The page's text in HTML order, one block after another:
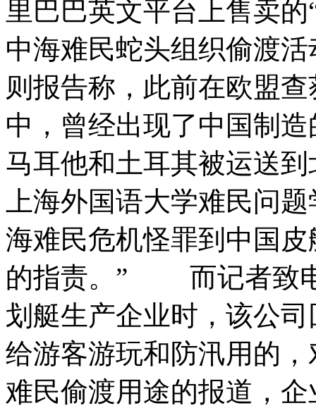
里巴巴英文平台上售卖
中海难民蛇头组织偷
则报告称，此前在欧盟
中，曾经出现了中国制造
马耳他和土耳其被运
上海外国语大学难民问
海难民危机怪罪到中国
的指责。” 而记者致电
划艇生产企业时，该公
给游客游玩和防汛用的
难民偷渡用途的报道，